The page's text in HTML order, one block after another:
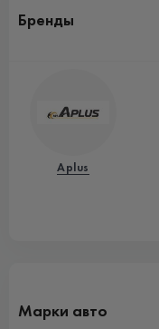
Бренды
Aplus
Марки авто